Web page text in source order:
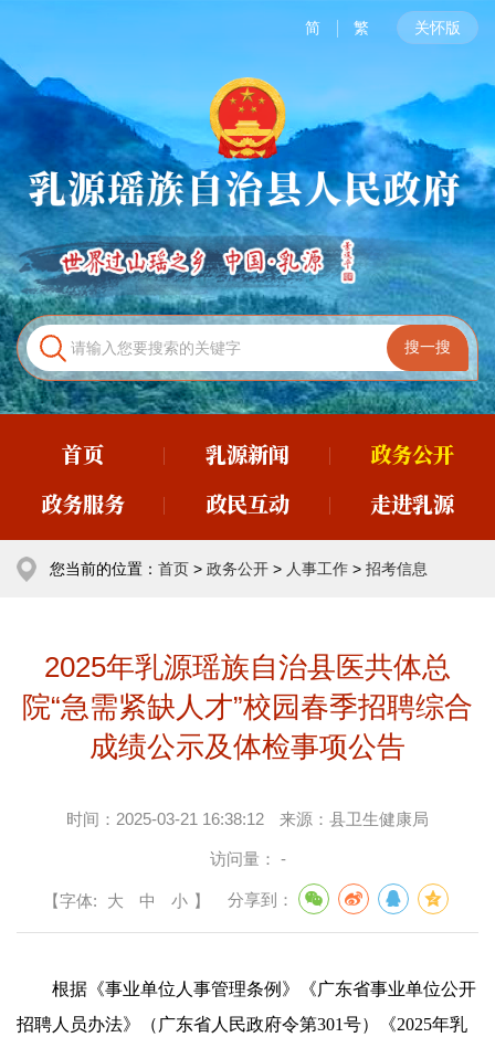
简 繁 关怀版
首页 乳源新闻
政务公开
政务服务
政民互动 走进乳源
您当前的位置： 首页 > 政务公开 > 人事工作 > 招考信息
2025年乳源瑶族自治县医共体总
院“急需紧缺人才”校园春季招聘综合
成绩公示及体检事项公告
时间： 2025-03-21 16:38:12 来源： 县卫生健康局
访问量： -
【字体: 大 中 小 】 分享到：
根据《事业单位人事管理条例》《广东省事业单位公开
招聘人员办法》（广东省人民政府令第301号）《2025年乳